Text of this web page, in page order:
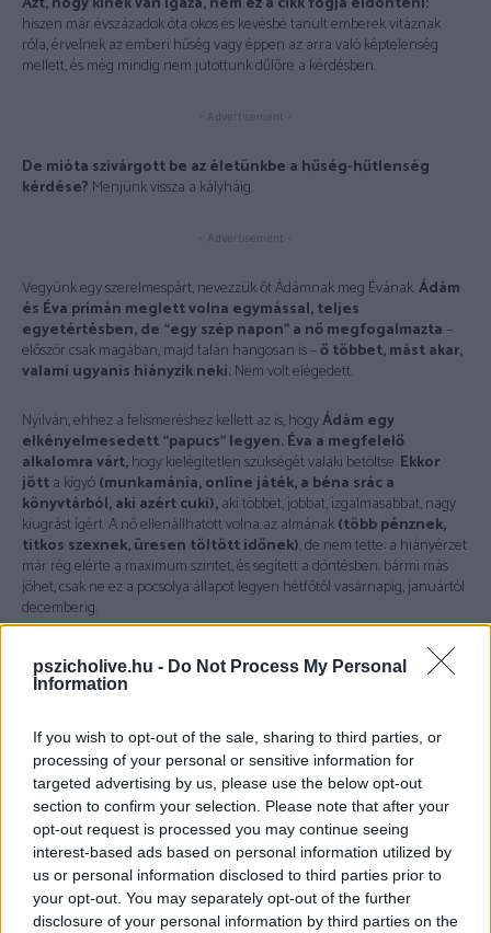
pszicholive.hu - Do Not Process My Personal
Information
If you wish to opt-out of the sale, sharing to third parties, or
processing of your personal or sensitive information for
targeted advertising by us, please use the below opt-out
section to confirm your selection. Please note that after your
opt-out request is processed you may continue seeing
interest-based ads based on personal information utilized by
us or personal information disclosed to third parties prior to
your opt-out. You may separately opt-out of the further
disclosure of your personal information by third parties on the
hiszen már évszázadok óta okos és kevésbé tanult emberek vitáznak
róla, érvelnek az emberi hűség vagy éppen az arra való képtelenség
mellett, és még mindig nem jutottunk dűlőre a kérdésben.
- Advertisement -
De mióta szivárgott be az életünkbe a hűség-hűtlenség
kérdése? Menjünk vissza a kályháig.
- Advertisement -
Vegyünk egy szerelmespárt, nevezzük őt Ádámnak meg Évának. Ádám
és Éva prímán meglett volna egymással, teljes
egyetértésben, de “egy szép napon” a nő megfogalmazta –
először csak magában, majd talán hangosan is –ő többet, mást akar,
valami ugyanis hiányzik neki.Nem volt elégedett.
Nyilván, ehhez a felismeréshez kellett az is, hogyÁdám egy
elkényelmesedett “papucs” legyen. Éva a megfelelő
alkalomra várt,hogy kielégítetlen szükségét valaki betöltse. Ekkor
jötta kígyó(munkamánia, online játék, a béna srác a
könyvtárból, aki azért cuki),aki többet, jobbat, izgalmasabbat, nagy
kiugrást ígért. A nő ellenállhatott volna az almának(több pénznek,
titkos szexnek, üresen töltött időnek), de nem tette: a hiányérzet
már rég elérte a maximum szintet, és segített a döntésben: bármi más
jöhet, csak ne ez a pocsolya állapot legyen hétfőtől vasárnapig, januártól
decemberig.
lefeküdt a főnökével, letöltötte az újabb
online játékot), és meggyőzte a férfit is,
hogy jó (ez az állapot, ez a nyitott
kapcsolat, ez az életforma), vegyen belőle
ő is.